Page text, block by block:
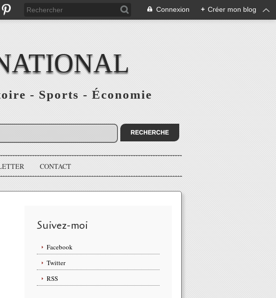
Connexion + Créer mon blog
- Sports - Économie
CONTACT
Suivez-moi
Facebook
Twitter
RSS